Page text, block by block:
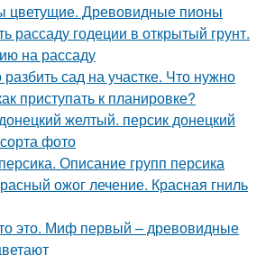
цветущие. Древовидные пионы
рассаду годеции в открытый грунт.
на рассаду
сад на участке. Что нужно
приступать к планировке?
желтый. персик донецкий
фото
Описание групп персика
ожог лечение. Красная гниль
это. Миф первый – древовидные